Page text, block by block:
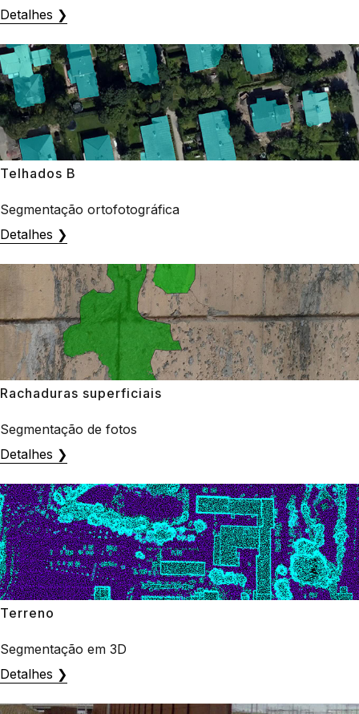
Detalhes ❯
Telhados B
Segmentação ortofotográfica
Detalhes ❯
Rachaduras superficiais
Segmentação de fotos
Detalhes ❯
Terreno
Segmentação em 3D
Detalhes ❯